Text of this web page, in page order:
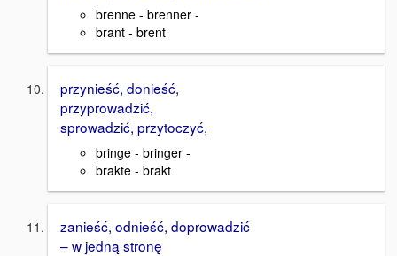
brenne - brenner -
brant - brent
przynieść, donieść,
przyprowadzić,
sprowadzić, przytoczyć,
bringe - bringer -
brakte - brakt
zanieść, odnieść, doprowadzić
– w jedną stronę